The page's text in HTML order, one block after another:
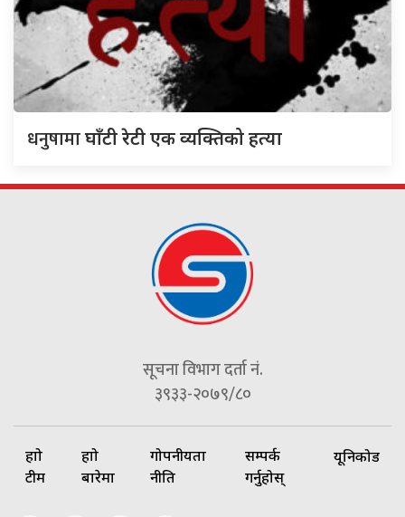
धनुषामाघाँटी रेटी एक व्यक्तिको हत्या
सूचना विभाग दर्ता नं.
३९३३-२०७९/८०
हाम्रो
टीम
हाम्रो
बारेमा
गोपनीयता
नीति
सम्पर्क
गर्नुहोस्
यूनिकोड